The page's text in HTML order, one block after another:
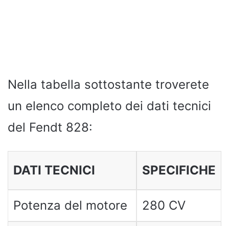
Nella tabella sottostante troverete
un elenco completo dei dati tecnici
del Fendt 828:
DATI TECNICI SPECIFICHE
Potenza del motore 280 CV